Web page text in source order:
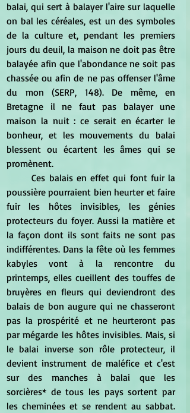
balai, qui sert à balayer l'aire sur laquelle
on bal les céréales, est un des symboles
de la culture et, pendant les premiers
jours du deuil, la maison ne doit pas être
balayée afin que l'abondance ne soit pas
chassée ou afin de ne pas offenser l'âme
du mon (SERP, 148). De même, en
Bretagne il ne faut pas balayer une
maison la nuit : ce serait en écarter le
bonheur, et les mouvements du balai
blessent ou écartent les âmes qui se
promènent.
	Ces balais en effet qui font fuir la
poussière pourraient bien heurter et faire
fuir les hôtes invisibles, les génies
protecteurs du foyer. Aussi la matière et
la façon dont ils sont faits ne sont pas
indifférentes. Dans la fête où les femmes
kabyles vont à la rencontre du
printemps, elles cueillent des touffes de
bruyères en fleurs qui deviendront des
balais de bon augure qui ne chasseront
pas la prospérité et ne heurteront pas
par mégarde les hôtes invisibles. Mais, si
le balai inverse son rôle protecteur, il
devient instrument de maléfice et c'est
sur des manches à balai que les
sorcières* de tous les pays sortent par
les cheminées et se rendent au sabbat.